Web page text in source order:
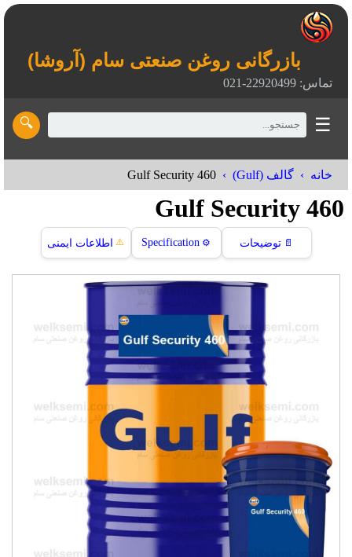
بازرگانی روغن صنعتی سام (آروشا)
تماس: 22920499-021
☰
🔍
خانه گالف (Gulf) Gulf Security 460
Gulf Security 460
📄 توضیحات ⚙️
Specification
⚠️ اطلاعات ایمنی